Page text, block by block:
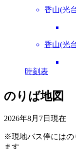
香山(光
香山(光
時刻表
のりば地図
2026年8月7日 現在
※現地バス停にはの
ます